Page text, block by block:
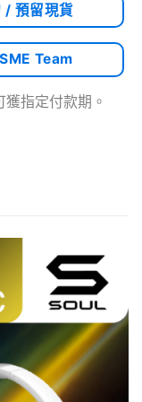
/ 預留現貨
Team
指定付款期。